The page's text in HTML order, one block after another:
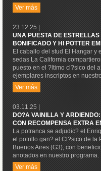
Ver más
23.12.25 |
UNA PUESTA DE
BONIFICADO Y HI POTTER
El caballo del stud El Hangar y
sedas La California
puesto en el ?ltimo cl?sico del
ejemplares inscriptos en
Ver más
03.11.25 |
DO?A VAINILLA Y
CON RECOMPENSA EXTRA
La potranca se adjudic? el
el potrillo gan? el Cl?sico de la
Buenos Aires (G3), con
anotados en nuestro programa.
Ver más